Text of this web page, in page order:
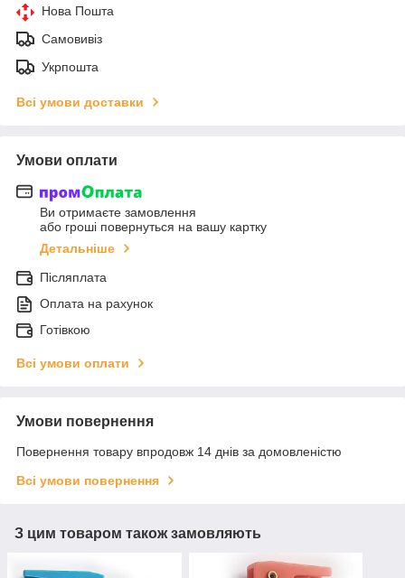
Нова Пошта
Самовивіз
Укрпошта
Всі умови доставки
Умови оплати
Ви отримаєте замовлення
або гроші повернуться на вашу картку
Детальніше
Післяплата
Оплата на рахунок
Готівкою
Всі умови оплати
Умови повернення
Повернення товару впродовж 14 днів за домовленістю
Всі умови повернення
З цим товаром також замовляють